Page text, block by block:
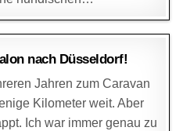
AUGUST 2025
nach Düsseldorf!
Jahren zum Caravan
Kilometer weit. Aber
Ich war immer genau zu